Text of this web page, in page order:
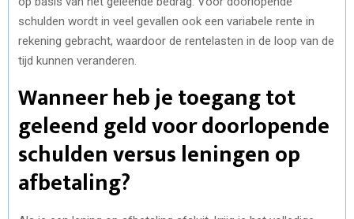
schulden wordt in veel gevallen ook een variabele rente in
rekening gebracht, waardoor de rentelasten in de loop van de
tijd kunnen veranderen.
Wanneer heb je toegang tot
geleend geld voor doorlopende
schulden versus leningen op
afbetaling?